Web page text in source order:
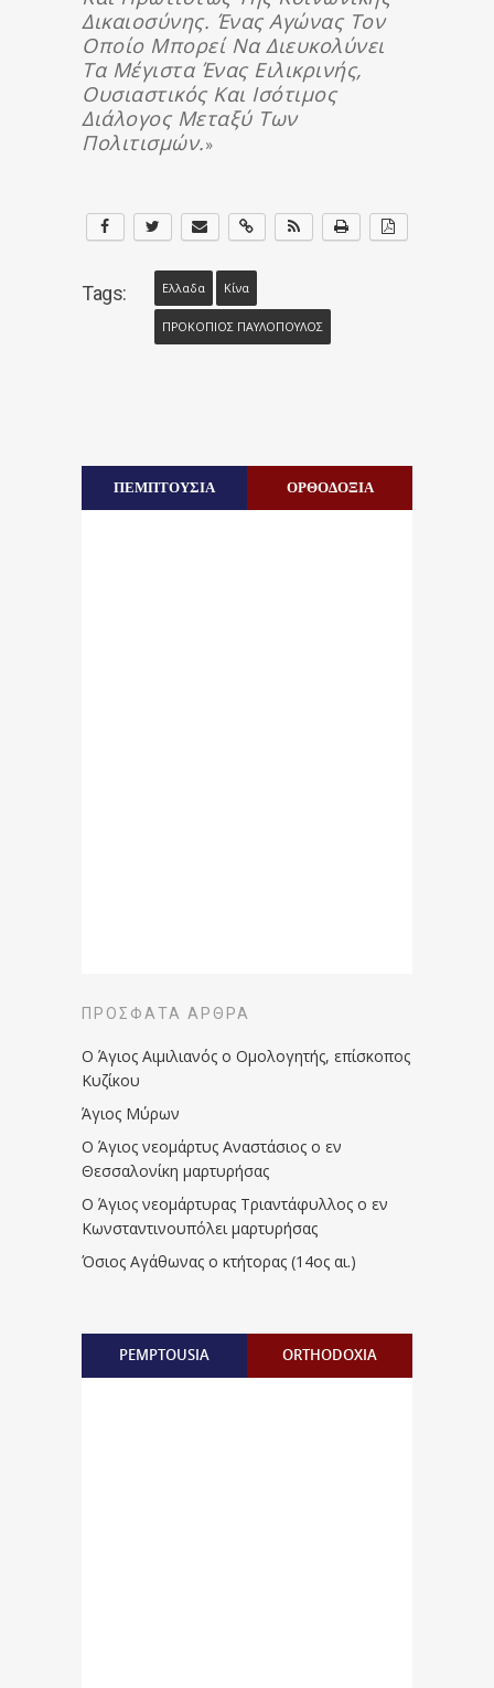
Δικαιοσύνης. Ένας Αγώνας Τον
Οποίο Μπορεί Να Διευκολύνει
Τα Μέγιστα Ένας Ειλικρινής,
Ουσιαστικός Και Ισότιμος
Διάλογος Μεταξύ Των
Πολιτισμών.»
Tags: Ελλαδα Κίνα
ΠΡΟΚΟΠΙΟΣ ΠΑΥΛΟΠΟΥΛΟΣ
ΠΕΜΠΤΟΥΣΙΑ ΟΡΘΟΔΟΞΙΑ
ΠΡΌΣΦΑΤΑ ΆΡΘΡΑ
Ο Άγιος Αιμιλιανός ο Ομολογητής, επίσκοπος
Κυζίκου
Άγιος Μύρων
Ο Άγιος νεομάρτυς Αναστάσιος ο εν
Θεσσαλονίκη μαρτυρήσας
Ο Άγιος νεομάρτυρας Τριαντάφυλλος ο εν
Κωνσταντινουπόλει μαρτυρήσας
Όσιος Αγάθωνας ο κτήτορας (14ος αι.)
PEMPTOUSIA ORTHODOXIA